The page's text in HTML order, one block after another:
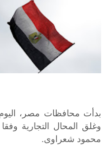
بدأت محافظات مصر، اليوم
وغلق المحال التجارية وفقا
محمود شعراوى.